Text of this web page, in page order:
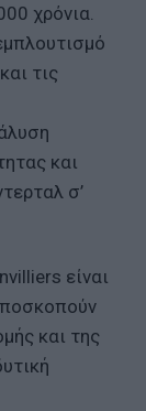
χρόνια.
τις
και
σ’
είναι
και της